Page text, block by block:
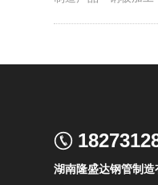
湖南隆盛达钢管制造